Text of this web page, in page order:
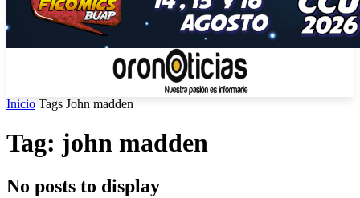
Inicio Tags John madden
Tag: john madden
No posts to display